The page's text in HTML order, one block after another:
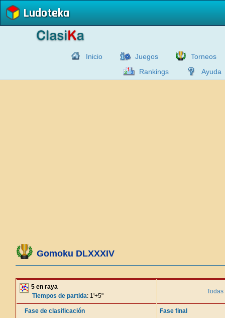
Ludoteka
Inicio Juegos
Torneos
Rankings
Ayuda
Gomoku DLXXXIV
5 en raya
Tiempos de partida: 1'+5"
Fase de clasificación
Fase final